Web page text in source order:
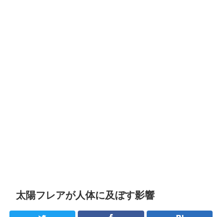
太陽フレアが人体に及ぼす影響